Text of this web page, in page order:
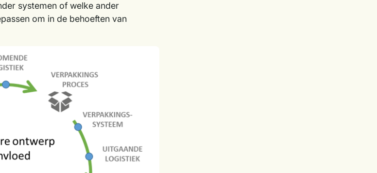
systemen of welke ander
om in de behoeften van